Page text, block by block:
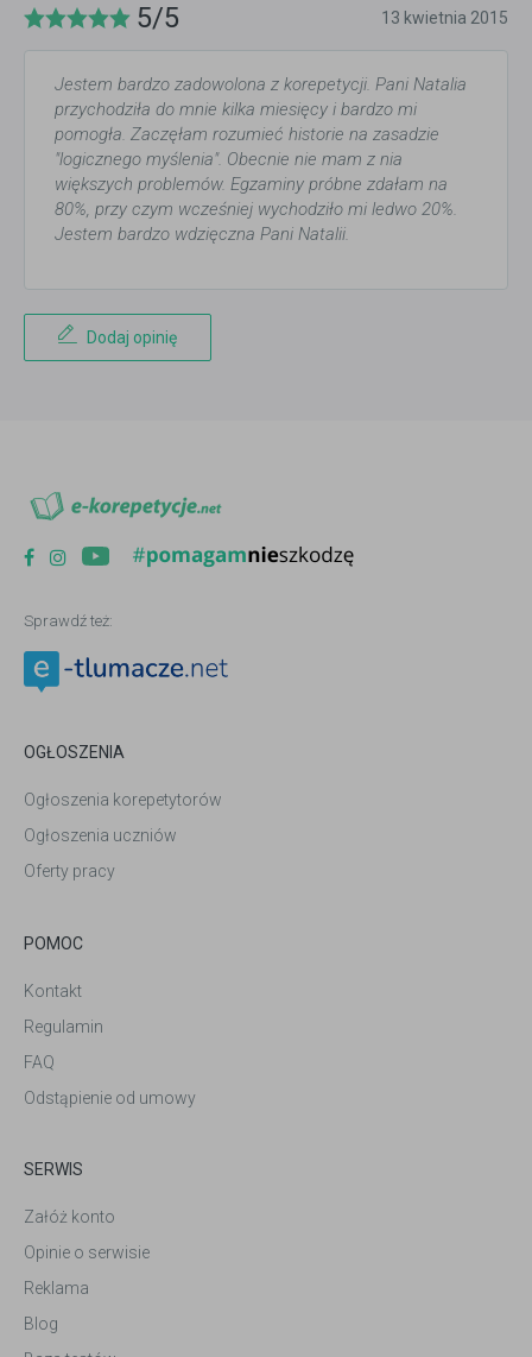
5/5 13 kwietnia 2015
Jestem bardzo zadowolona z korepetycji. Pani Natalia
przychodziła do mnie kilka miesięcy i bardzo mi
pomogła. Zaczęłam rozumieć historie na zasadzie
"logicznego myślenia". Obecnie nie mam z nia
większych problemów. Egzaminy próbne zdałam na
80%, przy czym wcześniej wychodziło mi ledwo 20%.
Jestem bardzo wdzięczna Pani Natalii.
Dodaj opinię
Sprawdź też:
OGŁOSZENIA
Ogłoszenia korepetytorów
Ogłoszenia uczniów
Oferty pracy
POMOC
Kontakt
Regulamin
FAQ
Odstąpienie od umowy
SERWIS
Załóż konto
Opinie o serwisie
Reklama
Blog